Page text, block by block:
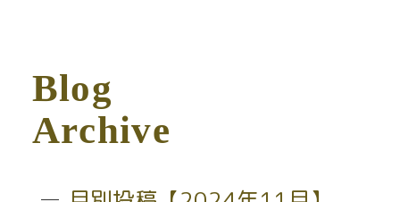
Blog
Archive